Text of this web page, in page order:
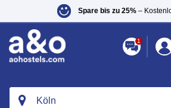
Spare bis zu 25%–
1
Köln